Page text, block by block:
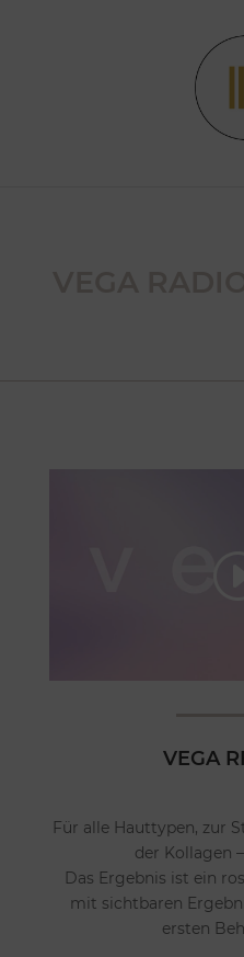
VEGA
Für alle Hauttypen, zur
der Kollagen
Das Ergebnis ist ein
mit sichtbaren
ersten